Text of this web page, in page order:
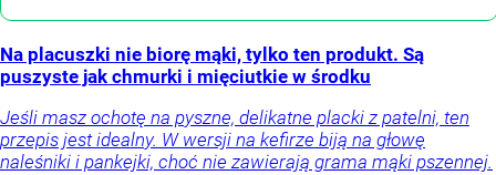
Na placuszki nie biorę mąki, tylko ten produkt. Są
puszyste jak chmurki i mięciutkie w środku
Jeśli masz ochotę na pyszne, delikatne placki z patelni, ten
przepis jest idealny. W wersji na kefirze biją na głowę
naleśniki i pankejki, choć nie zawierają grama mąki pszennej.